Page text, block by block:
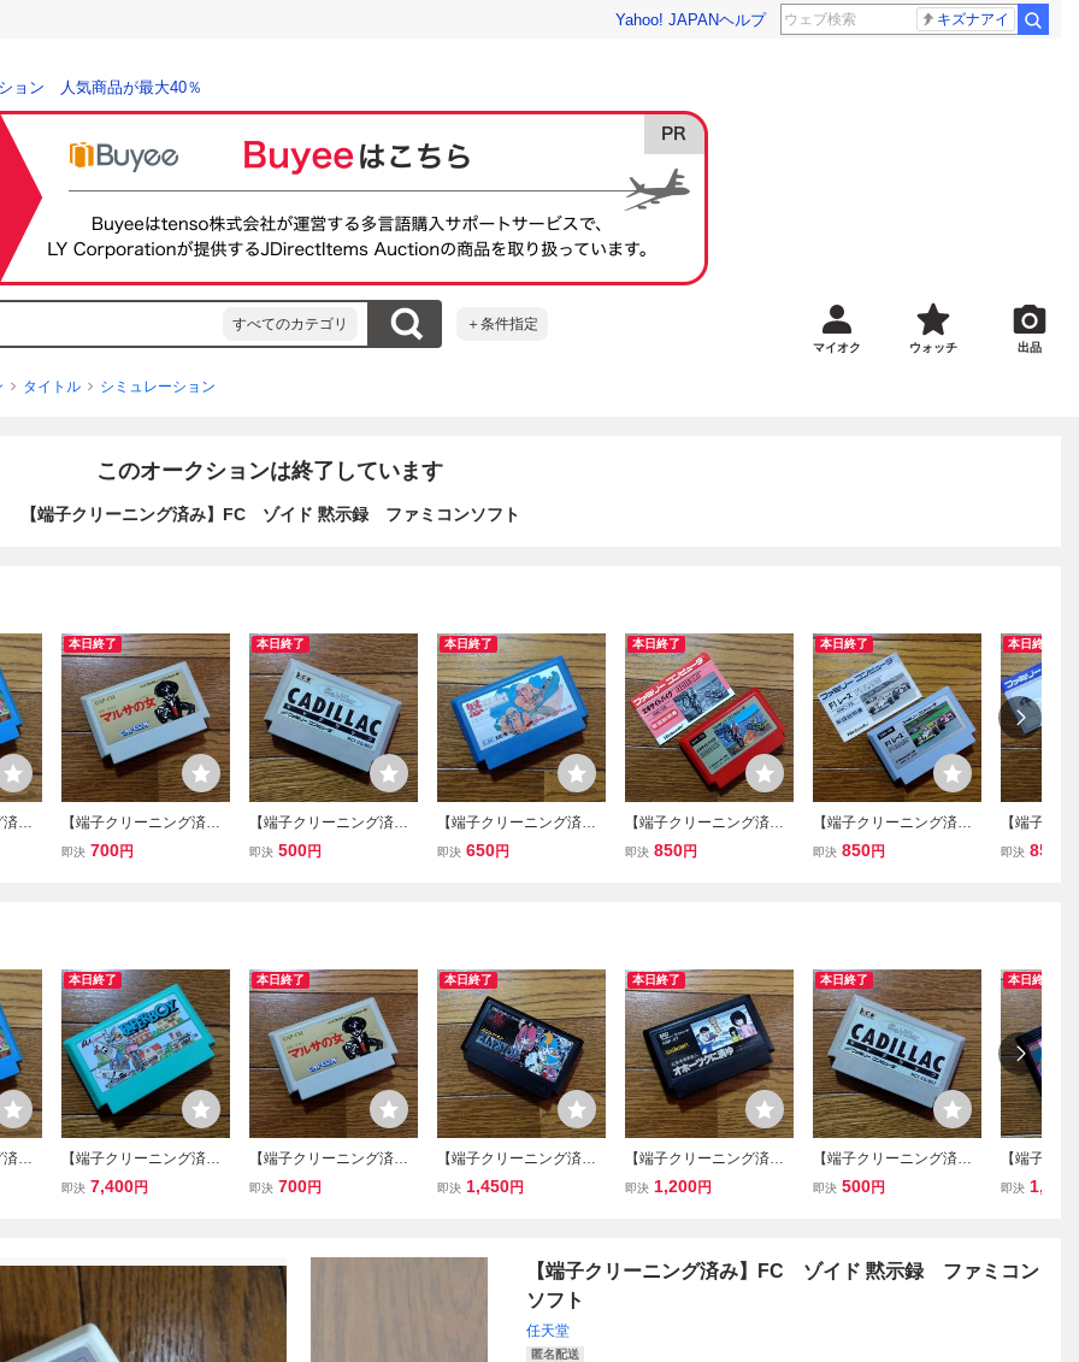
Yahoo! JAPANヘルプ キズナアイ
ョン 人気商品が最大40％
すべてのカテゴリ ＋条件指定
マイオク ウォッチ 出品
タイトル シミュレーション
このオークションは終了しています
【端子クリーニング済み】FC ゾイド 黙示録 ファミコンソフト
済
本日終了
【端子クリーニング済
み】FC マルサの女 カ
即決 700円
本日終了
【端子クリーニング済
み】FC キャデラック
即決 500円
本日終了
【端子クリーニング済
み】FC 怒 IKARI ファ
即決 650円
本日終了
【端子クリーニング済
み】FC エキサイトバイ
即決 850円
本日終了
【端子クリーニング済
み】FC F1レース 任天
即決 850円
本日終了
【端子ク
み】FC
即決 850
済
本日終了
【端子クリーニング済
み】FC ペーパーボー
即決 7,400円
本日終了
【端子クリーニング済
み】FC マルサの女 カ
即決 700円
本日終了
【端子クリーニング済
み】FC エリュシオン
即決 1,450円
本日終了
【端子クリーニング済
み】FC 北海道連鎖殺人
即決 1,200円
本日終了
【端子クリーニング済
み】FC キャデラック
即決 500円
本日終了
【端子ク
み】FC ル
即決 1,000
【端子クリーニング済み】FC ゾイド 黙示録 ファミコン
ソフト
任天堂
匿名配送